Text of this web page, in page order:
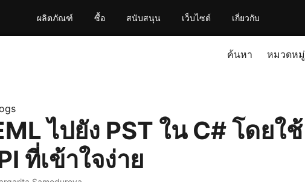
ผลิตภัณฑ์ ซื้อ สนับสนุน เว็บไซต์ เกี่ยวกับ
ค้นหา หมวดหมู่
ไปยัง PST ใน C# โดยใช้
ที่เข้าใจง่าย